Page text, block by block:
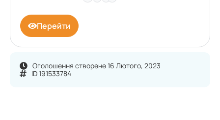
Оголошення створене 16 Лютого, 2023
ID 191533784
Перейти